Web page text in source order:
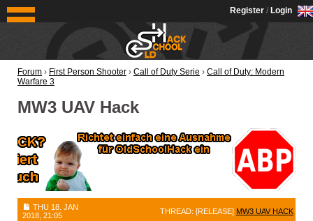
OldSchoolHack
Register / Login
Forum › First Person Shooter › Call of Duty Serie › Call of Duty: Modern
Warfare 3
MW3 UAV Hack
THU 18. JAN
2018, 21:05
THREAD: [RELEASE] MW3 UAV HACK